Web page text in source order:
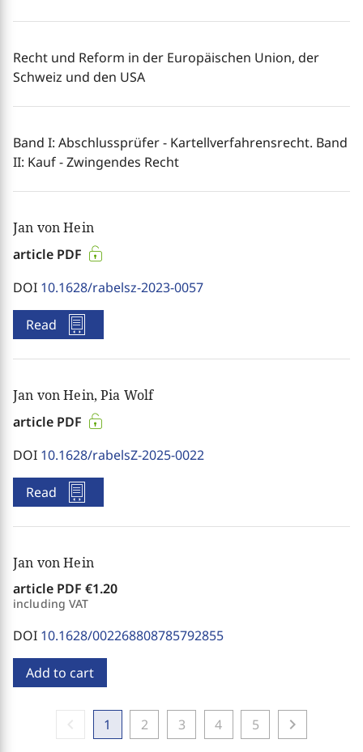
Recht und Reform in der Europäischen Union, der
Schweiz und den USA
Band I: Abschlussprüfer - Kartellverfahrensrecht. Band
II: Kauf - Zwingendes Recht
Jan von Hein
article PDF
DOI 10.1628/rabelsz-2023-0057
Read
Jan von Hein, Pia Wolf
article PDF
DOI 10.1628/rabelsZ-2025-0022
Read
Jan von Hein
article PDF €1.20
including VAT
DOI 10.1628/002268808785792855
Add to cart
1 2 3 4 5 chevron_right